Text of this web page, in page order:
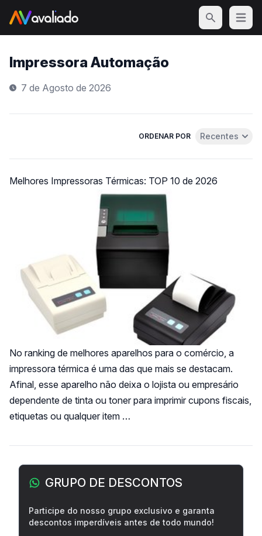
Open
Impressora Automação
7 de Agosto de 2026
ORDENAR POR Abrir menu de
Recentes
Melhores Impressoras Térmicas: TOP 10 de 2026
No ranking de melhores aparelhos para o comércio, a
impressora térmica é uma das que mais se destacam.
Afinal, esse aparelho não deixa o lojista ou empresário
dependente de tinta ou toner para imprimir cupons fiscais,
etiquetas ou qualquer item …
Barra lateral
GRUPO DE DESCONTOS
Participe do nosso grupo exclusivo e garanta
descontos imperdíveis antes de todo mundo!